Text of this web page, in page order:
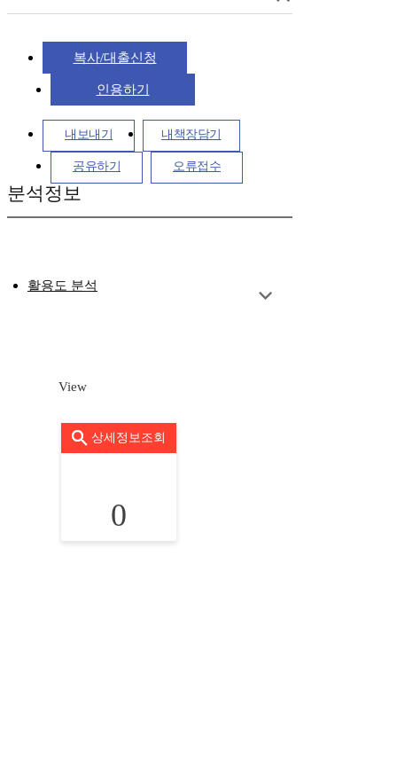
복사/대출신청
인용하기
내보내기 내책장담기
공유하기 오류접수
분석정보
활용도 분석
View
상세정보조회
0